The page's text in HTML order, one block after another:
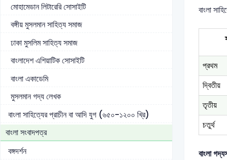
মোহামেডান লিটারেরি সোসাইটি
বঙ্গীয় মুসলমান সাহিত্য সমাজ
ঢাকা মুসলিম সাহিত্য সমাজ
বাংলাদেশ এশিয়াটিক সোসাইটি
বাংলা একাডেমি
মুসলমান গদ্য লেখক
বাংলা সাহিত্যের প্রাচীন বা আদি যুগ (৬৫০-১২০০ খ্রি)
বাংলা সংবাদপত্র
বঙ্গদর্শন
বাংলা
প্রথম
দ্বিতীয়
তৃতীয়
চতুর্থ
বাংলা